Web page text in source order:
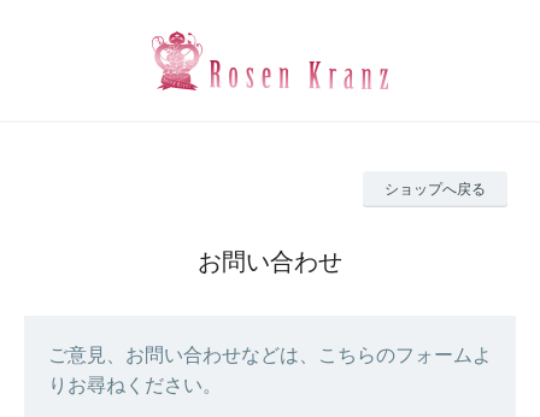
ショップへ戻る
お問い合わせ
ご意見、お問い合わせなどは、こちらのフォームよ
りお尋ねください。